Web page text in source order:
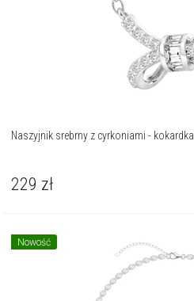
Naszyjnik srebrny z cyrkoniami - kokardka
229 zł
Nowość